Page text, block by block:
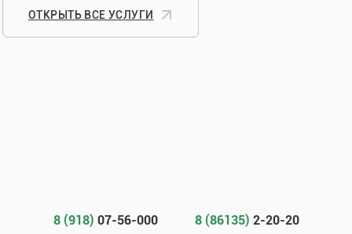
ОТКРЫТЬ ВСЕ УСЛУГИ
8 (918) 07-56-000 8 (86135) 2-20-20